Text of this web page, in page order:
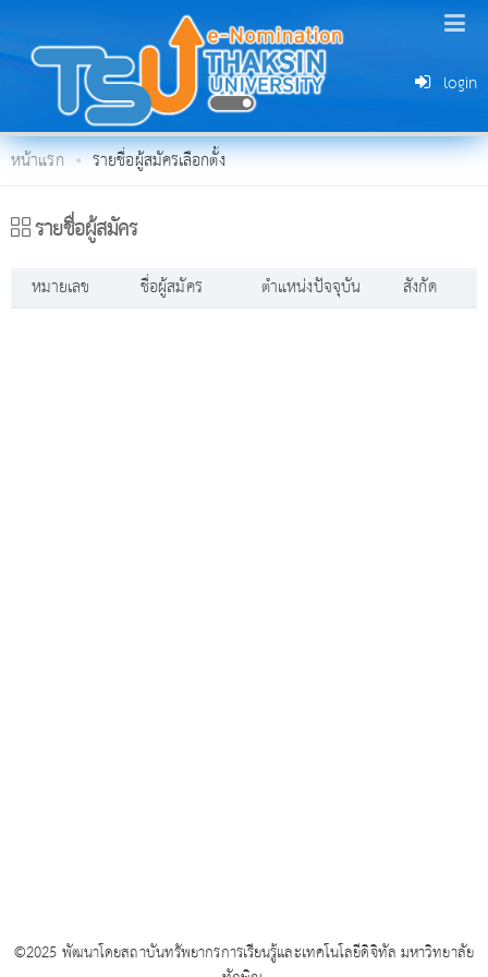
login
หน้าแรก รายชื่อผู้สมัครเลือกตั้ง
รายชื่อผู้สมัคร
หมายเลข ชื่อผู้สมัคร ตำแหน่งปัจจุบัน สังกัด
©2025 พัฒนาโดยสถาบันทรัพยากรการเรียนรู้และเทคโนโลยีดิจิทัล มหาวิทยาลัย